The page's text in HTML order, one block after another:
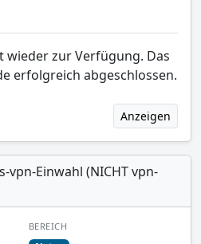
wieder zur Verfügung. Das
erfolgreich abgeschlossen.
Anzeigen
Einwahl (NICHT vpn-
BEREICH